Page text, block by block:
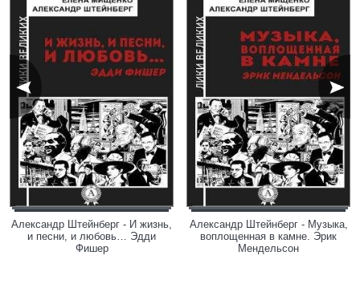
Александр Штейнберг - И жизнь,
и песни, и любовь… Эдди
Фишер
Александр Штейнберг - Музыка,
воплощенная в камне. Эрик
Мендельсон